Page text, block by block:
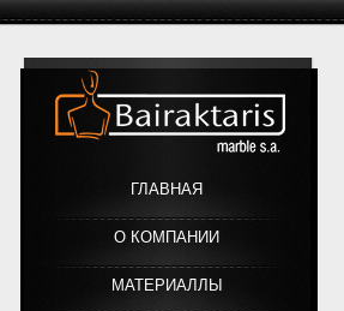
ГЛАВНАЯ
О КОМПАНИИ
МАТЕРИАЛЛЫ